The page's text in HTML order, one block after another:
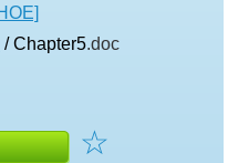
/ Chapter5.doc
☆